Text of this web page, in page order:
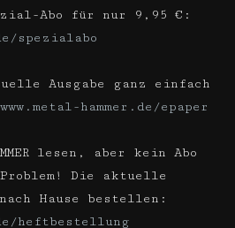
Abo für nur 9,95 €:
spezialabo
Ausgabe ganz einfach
www.metal-hammer.de/epaper
lesen, aber kein Abo
Die aktuelle
Hause bestellen:
heftbestellung